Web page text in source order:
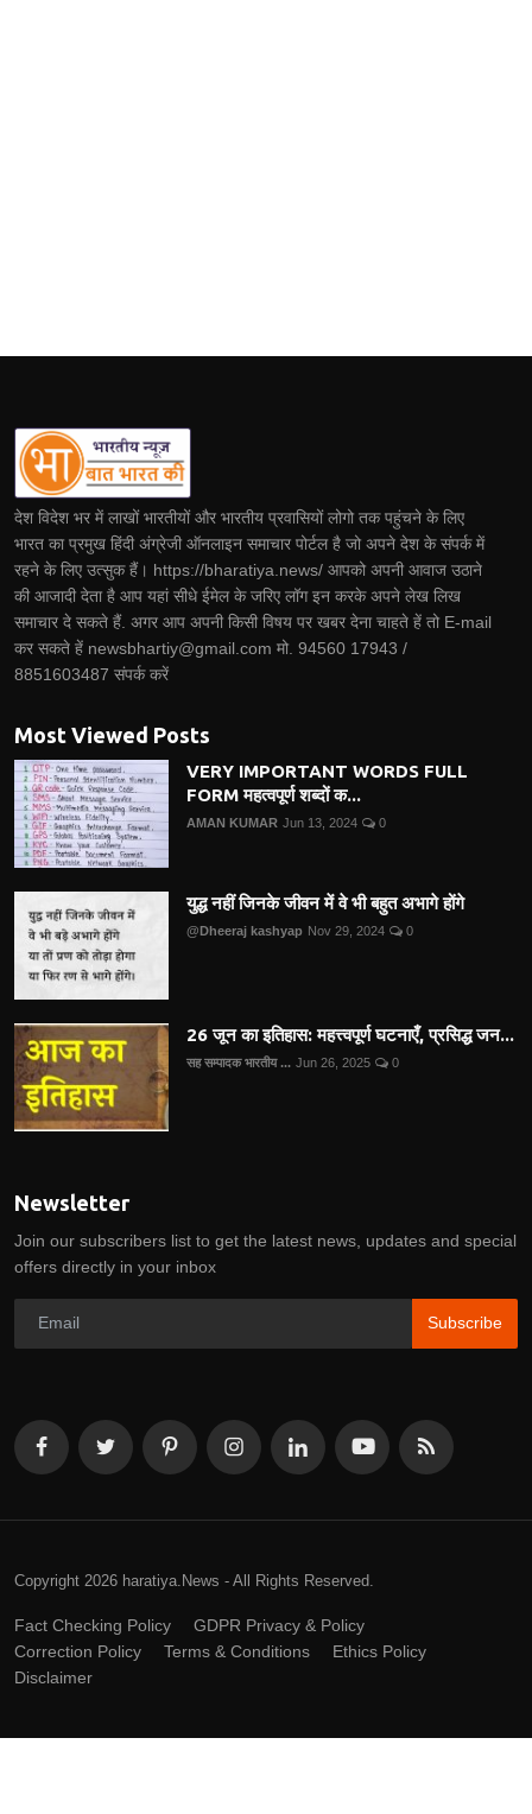
देश विदेश भर में लाखों भारतीयों और भारतीय प्रवासियों लोगो तक पहुंचने के लिए
भारत का प्रमुख हिंदी अंग्रेजी ऑनलाइन समाचार पोर्टल है जो अपने देश के संपर्क में
रहने के लिए उत्सुक हैं। https://bharatiya.news/ आपको अपनी आवाज उठाने
की आजादी देता है आप यहां सीधे ईमेल के जरिए लॉग इन करके अपने लेख लिख
समाचार दे सकते हैं. अगर आप अपनी किसी विषय पर खबर देना चाहते हें तो E-mail
कर सकते हें newsbhartiy@gmail.com मो. 94560 17943 /
8851603487 संपर्क करें
Most Viewed Posts
VERY IMPORTANT WORDS FULL
FORM महत्वपूर्ण शब्दों क...
AMAN KUMAR Jun 13, 2024 0
युद्ध नहीं जिनके जीवन में वे भी बहुत अभागे होंगे
@Dheeraj kashyap Nov 29, 2024 0
26 जून का इतिहास: महत्त्वपूर्ण घटनाएँ, प्रसिद्ध जन...
सह सम्पादक भारतीय ... Jun 26, 2025 0
Newsletter
Join our subscribers list to get the latest news, updates and special
offers directly in your inbox
Subscribe
Copyright 2026 haratiya.News - All Rights Reserved.
Fact Checking Policy
GDPR Privacy & Policy
Correction Policy
Terms & Conditions
Ethics Policy
Disclaimer